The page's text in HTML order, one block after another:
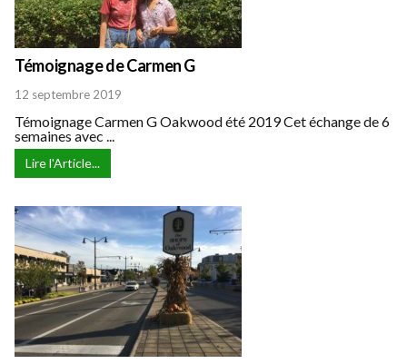
Témoignage de Carmen G
12 septembre 2019
Témoignage Carmen G Oakwood été 2019 Cet échange de 6
semaines avec ...
Lire l'Article...